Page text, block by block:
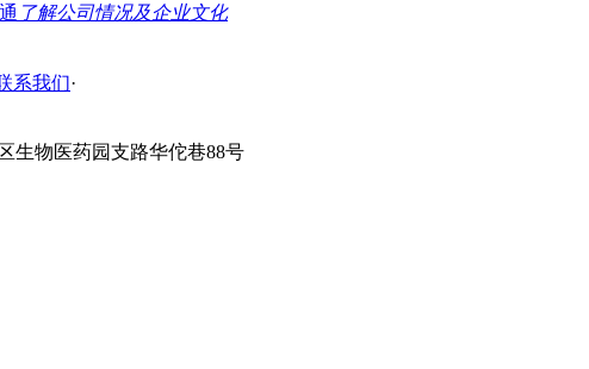
了解公司情况及企业文化
系我们·
生物医药园支路华佗巷88号